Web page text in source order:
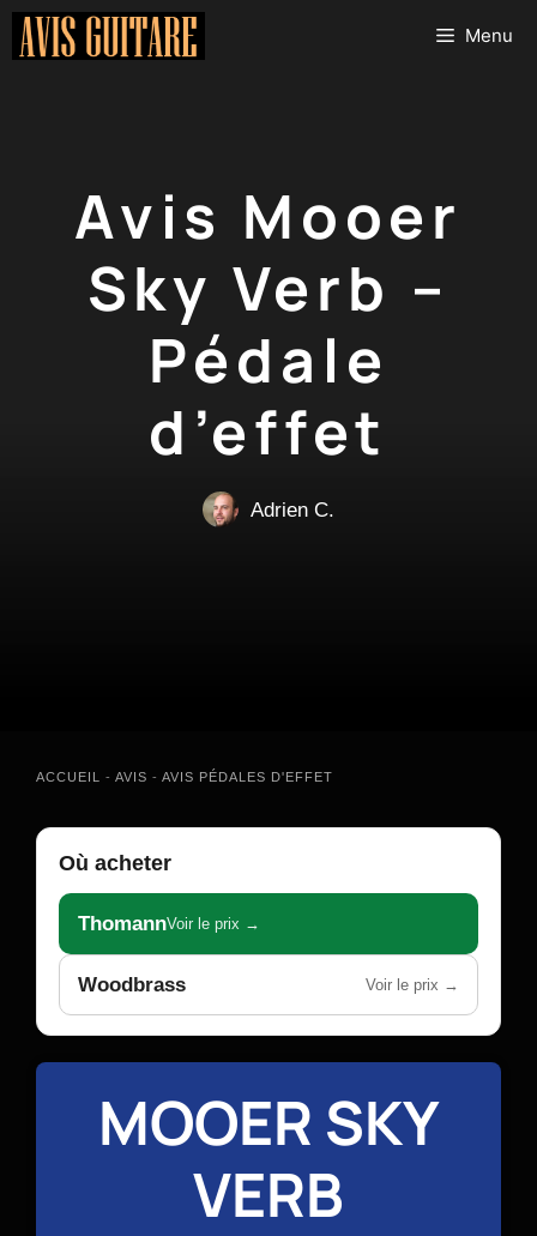
Aller
Menu
Avis Mooer
Sky Verb –
Pédale
d’effet
Adrien C.
ACCUEIL - AVIS - AVIS PÉDALES D'EFFET
Où acheter
ThomannVoir le prix →
Woodbrass Voir le prix →
MOOER SKY
VERB